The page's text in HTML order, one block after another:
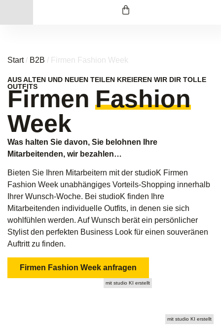
Start/ B2B / Firmen Fashion Week
AUS ALTEN UND NEUEN TEILEN KREIEREN WIR DIR TOLLE
OUTFITS
Firmen Fashion
Week
Was halten Sie davon, Sie belohnen Ihre
Mitarbeitenden, wir bezahlen…
Bieten Sie Ihren Mitarbeitern mit der studioK Firmen
Fashion Week unabhängiges Vorteils-Shopping innerhalb
Ihrer Wunsch-Woche. Bei studioK finden Ihre
Mitarbeitenden individuelle Outfits, in denen sie sich
wohlfühlen werden. Auf Wunsch berät ein persönlicher
Stylist den perfekten Business Look für einen souveränen
Auftritt zu finden.
Firmen Fashion Week anfragen
mit studio KI erstellt
mit studio KI erstellt